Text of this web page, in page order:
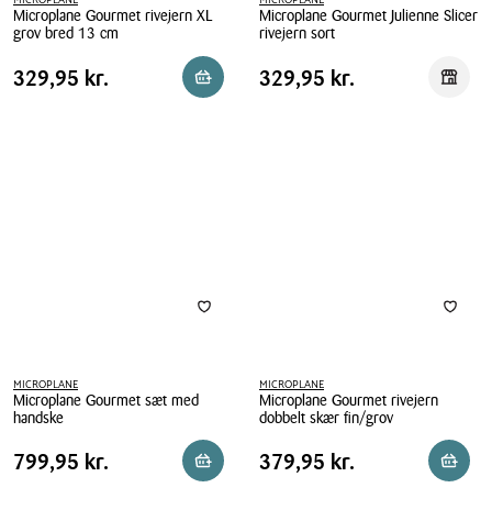
Microplane Gourmet rivejern XL
grov bred 13 cm
Microplane
Gourmet
Pris
Pris 329,95 kr.
329,95 kr. Reservér i butik
Microplane Gourmet Julienne Slicer
rivejern sort
Microplane
Gourmet
Pris
Pris 329,95 kr.
329,95 kr.
MICROPLANE
Microplane Gourmet sæt med
handske
Microplane
Gourmet
Pris
Pris 799,95 kr.
799,95 kr. Reservér i butik
MICROPLANE
Microplane Gourmet rivejern
dobbelt skær fin/grov
Microplane
Gourmet
Pris
Pris 379,95 kr.
379,95 kr.